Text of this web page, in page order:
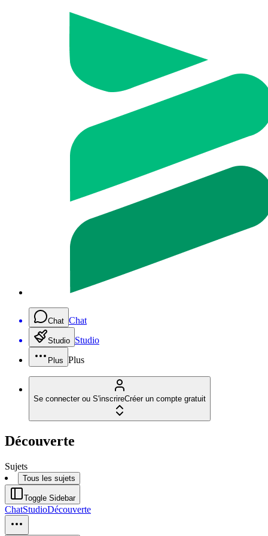
Chat Chat
Studio Studio
Plus Plus
Se connecter ou S'inscrireCréer un compte gratuit
Découverte
Sujets
Tous les sujets
Toggle Sidebar
ChatStudioDécouverte